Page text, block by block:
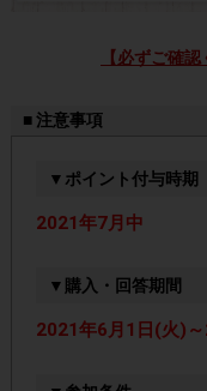
【必ずご確
■ 注意事項
▼ポイント付与時期
2021年7月中
▼購入・回答期間
2021年6月1日(火)